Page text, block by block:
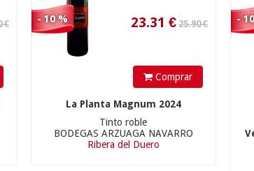
- 10 %
Comprar
La Planta Magnum 2024
Tinto roble
BODEGAS ARZUAGA NAVARRO
Ribera del Duero
-